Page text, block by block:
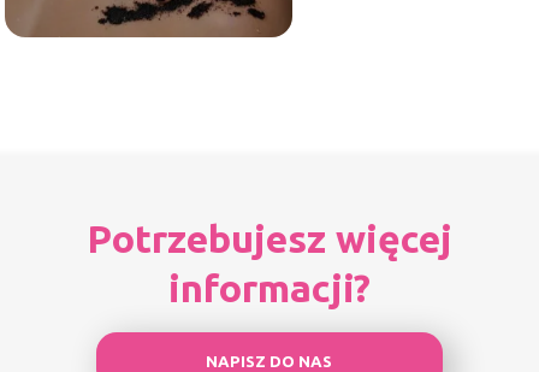
Potrzebujesz więcej
informacji?
NAPISZ DO NAS